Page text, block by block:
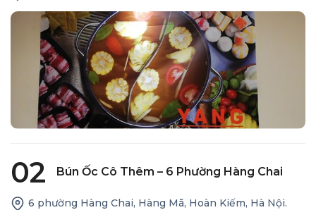
02 Bún Ốc Cô Thêm – 6 Phường Hàng Chai
6 phường Hàng Chai, Hàng Mã, Hoàn Kiếm, Hà Nội.